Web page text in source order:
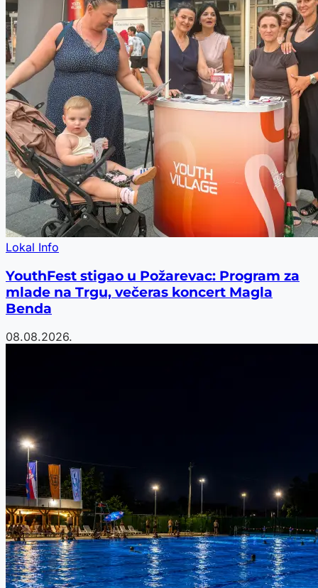
Lokal Info
YouthFest stigao u Požarevac: Program za
mlade na Trgu, večeras koncert Magla
Benda
08.08.2026.